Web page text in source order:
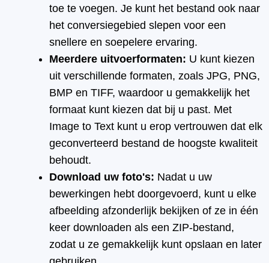
toe te voegen. Je kunt het bestand ook naar
het conversiegebied slepen voor een
snellere en soepelere ervaring.
Meerdere uitvoerformaten: U kunt kiezen
uit verschillende formaten, zoals JPG, PNG,
BMP en TIFF, waardoor u gemakkelijk het
formaat kunt kiezen dat bij u past. Met
Image to Text kunt u erop vertrouwen dat elk
geconverteerd bestand de hoogste kwaliteit
behoudt.
Download uw foto's: Nadat u uw
bewerkingen hebt doorgevoerd, kunt u elke
afbeelding afzonderlijk bekijken of ze in één
keer downloaden als een ZIP-bestand,
zodat u ze gemakkelijk kunt opslaan en later